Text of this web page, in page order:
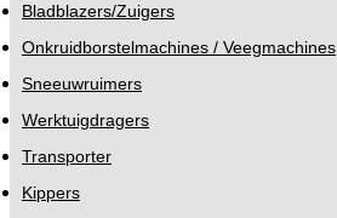
Bladblazers/Zuigers
Onkruidborstelmachines / Veegmachines
Sneeuwruimers
Werktuigdragers
Transporter
Kippers